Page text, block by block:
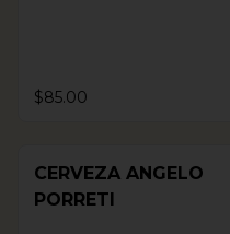
$85.00
CERVEZA ANGELO
PORRETI